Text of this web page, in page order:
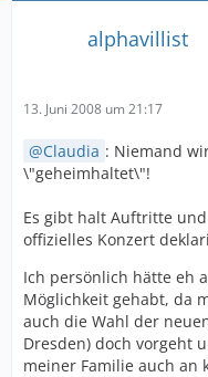
alphavillist
13. Juni 2008 um 21:17
Claudia : Niemand
\"geheimhaltet\"!
Es gibt halt Auftritte
offizielles Konzert
Ich persönlich hätte eh
Möglichkeit gehabt, da
auch die Wahl der
Dresden) doch vorgeht
meiner Familie auch an